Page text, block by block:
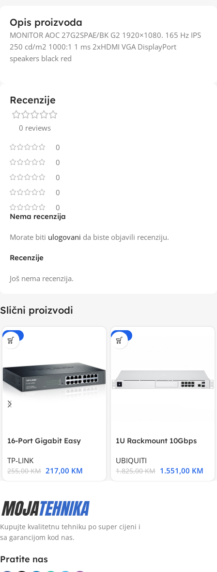
Opis proizvoda
MONITOR AOC 27G2SPAE/BK G2 1920×1080. 165 Hz IPS
250 cd/m2 1000:1 1 ms 2xHDMI VGA DisplayPort
speakers black red
Recenzije
0 reviews
0
0
0
0
0
Recenzije
Još nema recenzija.
Nema recenzija
Morate biti ulogovani da biste objavili recenziju.
Slični proizvodi
-15%
16-Port Gigabit Easy
TP-LINK
255,00KM 217,00 KM
-15%
1U Rackmount 10Gbps
UBIQUITI
1.825,00KM 1.551,00 KM
Kupujte kvalitetnu tehniku po super cijeni i
sa garancijom kod nas.
Pratite nas